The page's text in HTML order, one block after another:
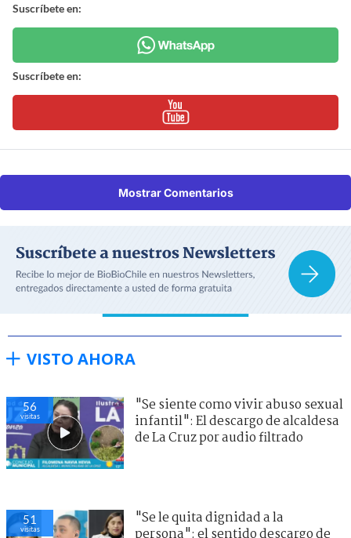
Suscríbete en:
Suscríbete en:
Mostrar Comentarios
VISTO AHORA
56
visitas
"Se siente como vivir abuso sexual
infantil": El descargo de alcaldesa
de La Cruz por audio filtrado
51
visitas
"Se le quita dignidad a la